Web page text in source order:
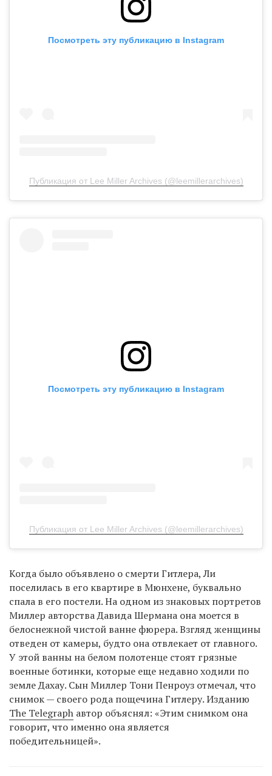
Посмотреть эту публикацию в Instagram
Публикация от Lee Miller Archives (@leemillerarchives)
Посмотреть эту публикацию в Instagram
Публикация от Lee Miller Archives (@leemillerarchives)
Когда было объявлено о смерти Гитлера, Ли
поселилась в его квартире в Мюнхене, буквально
спала в его постели. На одном из знаковых портретов
Миллер авторства Давида Шермана она моется в
белоснежной чистой ванне фюрера. Взгляд женщины
отведен от камеры, будто она отвлекает от главного.
У этой ванны на белом полотенце стоят грязные
военные ботинки, которые еще недавно ходили по
земле Дахау. Сын Миллер Тони Пенроуз отмечал, что
снимок — своего рода пощечина Гитлеру. Изданию
The Telegraph автор объяснял: «Этим снимком она
говорит, что именно она является
победительницей».